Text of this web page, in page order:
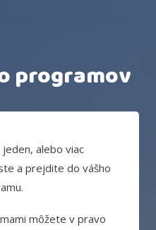
programov
alebo viac
a prejdite do vášho
môžete v pravo